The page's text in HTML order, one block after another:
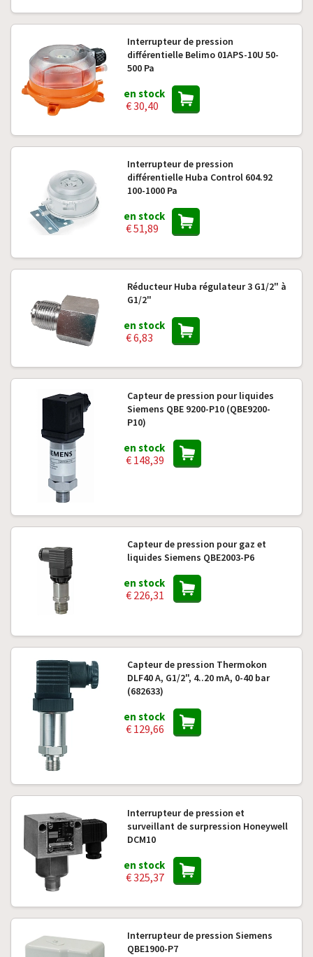
Interrupteur de pression
différentielle Belimo 01APS-10U 50-
500 Pa
en stock
€ 30,40
Interrupteur de pression
différentielle Huba Control 604.92
100-1000 Pa
en stock
€ 51,89
Réducteur Huba régulateur 3 G1/2" à
G1/2"
en stock
€ 6,83
Capteur de pression pour liquides
Siemens QBE 9200-P10 (QBE9200-
P10)
en stock
€ 148,39
Capteur de pression pour gaz et
liquides Siemens QBE2003-P6
en stock
€ 226,31
Capteur de pression Thermokon
DLF40 A, G1/2", 4..20 mA, 0-40 bar
(682633)
en stock
€ 129,66
Interrupteur de pression et
surveillant de surpression Honeywell
DCM10
en stock
€ 325,37
Interrupteur de pression Siemens
QBE1900-P7